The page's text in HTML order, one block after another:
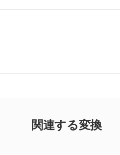
関連する変換